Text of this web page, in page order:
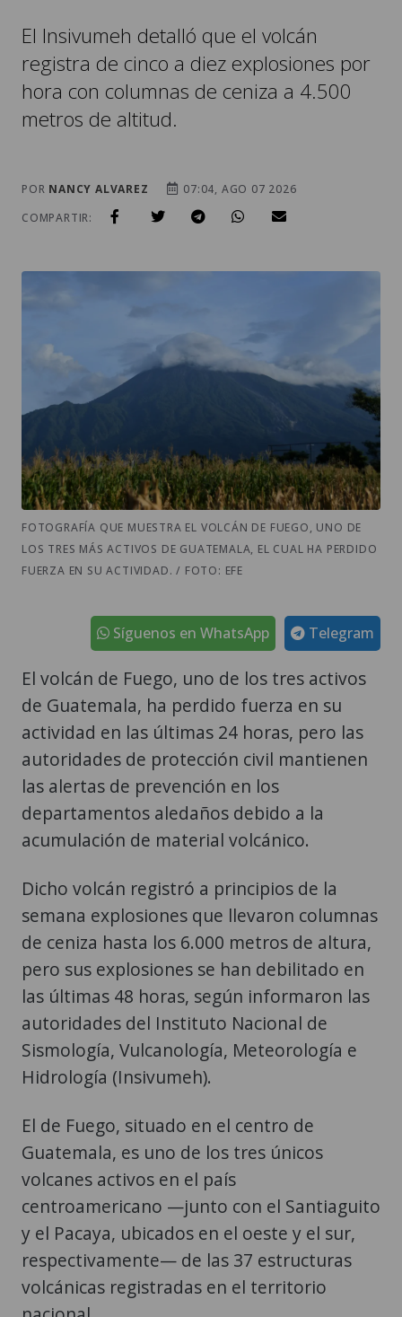
El Insivumeh detalló que el volcán
registra de cinco a diez explosiones por
hora con columnas de ceniza a 4.500
metros de altitud.
POR NANCY ALVAREZ
07:04, AGO 07 2026
COMPARTIR:
FOTOGRAFÍA QUE MUESTRA EL VOLCÁN DE FUEGO, UNO DE
LOS TRES MÁS ACTIVOS DE GUATEMALA, EL CUAL HA PERDIDO
FUERZA EN SU ACTIVIDAD. / FOTO: EFE
Telegram
Síguenos en WhatsApp
El volcán de Fuego, uno de los tres activos
de Guatemala, ha perdido fuerza en su
actividad en las últimas 24 horas, pero las
autoridades de protección civil mantienen
las alertas de prevención en los
departamentos aledaños debido a la
acumulación de material volcánico.
Dicho volcán registró a principios de la
semana explosiones que llevaron columnas
de ceniza hasta los 6.000 metros de altura,
pero sus explosiones se han debilitado en
las últimas 48 horas, según informaron las
autoridades del Instituto Nacional de
Sismología, Vulcanología, Meteorología e
Hidrología (Insivumeh).
El de Fuego, situado en el centro de
Guatemala, es uno de los tres únicos
volcanes activos en el país
centroamericano —junto con el Santiaguito
y el Pacaya, ubicados en el oeste y el sur,
respectivamente— de las 37 estructuras
volcánicas registradas en el territorio